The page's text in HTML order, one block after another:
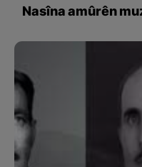
Nasîna amûrên